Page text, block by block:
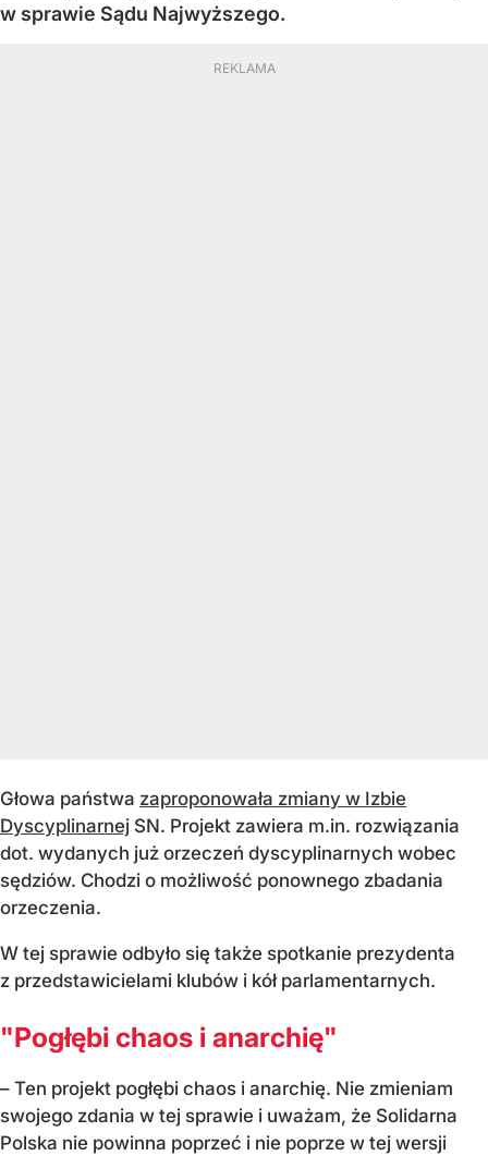
w sprawie Sądu Najwyższego.
Głowa państwa zaproponowała zmiany w Izbie
Dyscyplinarnej SN. Projekt zawiera m.in. rozwiązania
dot. wydanych już orzeczeń dyscyplinarnych wobec
sędziów. Chodzi o możliwość ponownego zbadania
orzeczenia.
W tej sprawie odbyło się także spotkanie prezydenta
z przedstawicielami klubów i kół parlamentarnych.
"Pogłębi chaos i anarchię"
– Ten projekt pogłębi chaos i anarchię. Nie zmieniam
swojego zdania w tej sprawie i uważam, że Solidarna
Polska nie powinna poprzeć i nie poprze w tej wersji